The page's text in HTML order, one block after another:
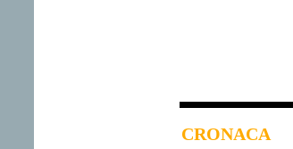
CRONACA